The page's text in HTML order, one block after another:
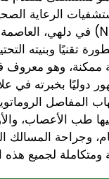
تقنيًا وبنيته
دوليًا بخبرته في
المفاصل
طب الأعصاب،
وجراحة المسالك